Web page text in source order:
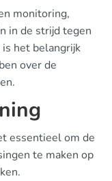
monitoring,
in de strijd tegen
het belangrijk
over de
essentieel om de
te maken op